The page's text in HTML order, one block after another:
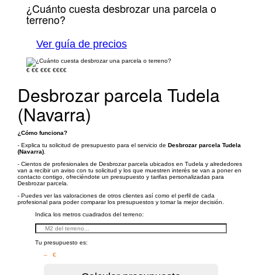
¿Cuánto cuesta desbrozar una parcela o
terreno?
Ver guía de precios
€ €€ €€€ €€€€
Desbrozar parcela Tudela
(Navarra)
¿Cómo funciona?
- Explica tu solicitud de presupuesto para el servicio de Desbrozar parcela Tudela
(Navarra)
- Cientos de profesionales de Desbrozar parcela ubicados en Tudela y alrededores
van a recibir un aviso con tu solicitud y los que muestren interés se van a poner en
contacto contigo, ofreciéndote un presupuesto y tarifas personalizadas para
Desbrozar parcela.
- Puedes ver las valoraciones de otros clientes así como el perfil de cada
profesional para poder comparar los presupuestos y tomar la mejor decisión.
Indica los metros cuadrados del terreno:
Tu presupuesto es:
– €